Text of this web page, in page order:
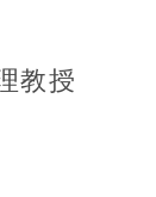
教授